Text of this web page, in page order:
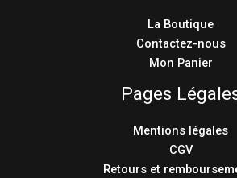
La Boutique
Contactez-nous
Mon Panier
Pages
Mentions légales
CGV
Retours et